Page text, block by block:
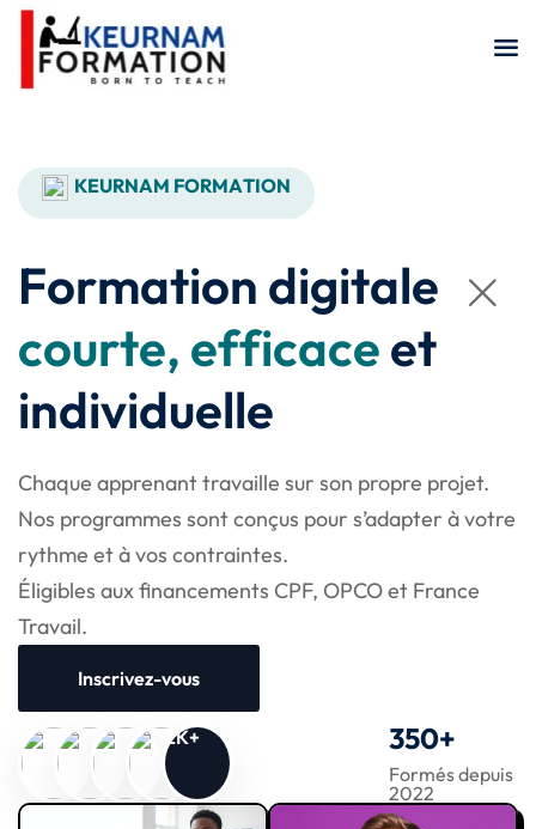
KEURNAM FORMATION
Formation digitale
courte, efficaceet
individuelle
Chaque apprenant travaille sur son propre projet.
Nos programmes sont conçus pour s’adapter à votre
rythme et à vos contraintes.
Éligibles aux financements CPF, OPCO et France
Travail.
Inscrivez-vous
2K+ 350+
Formés depuis
2022
Sign in
Don’t have an account?
Remember me